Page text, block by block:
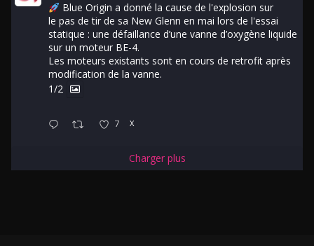
Blue Origin a donné la cause de l'explosion sur
le pas de tir de sa New Glenn en mai lors de l'essai
statique : une défaillance d’une vanne d’oxygène liquide
sur un moteur BE-4.
Les moteurs existants sont en cours de retrofit après
modification de la vanne.
1/2
7 X
Charger plus